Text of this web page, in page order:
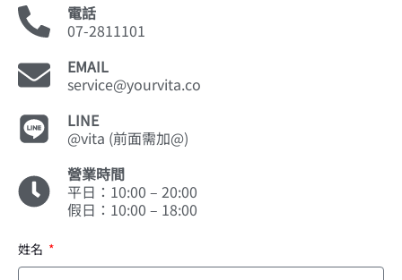
電話
07-2811101
EMAIL
service@yourvita.co
LINE
@vita (前面需加@)
營業時間
平日：10:00 – 20:00
假日：10:00 – 18:00
姓名